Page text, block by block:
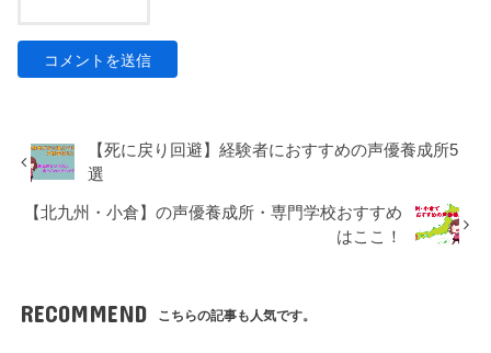
【死に戻り回避】経験者におすすめの声優養成所5
選
【北九州・小倉】の声優養成所・専門学校おすすめ
はここ！
RECOMMEND こちらの記事も人気です。